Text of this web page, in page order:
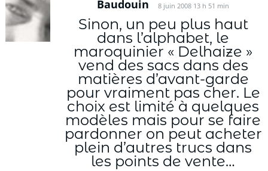
Baudouin 8 juin 2008 13 h 51 min
Sinon, un peu plus haut
dans l’alphabet, le
maroquinier « Delhaize »
vend des sacs dans des
matières d’avant-garde
pour vraiment pas cher. Le
choix est limité à quelques
modèles mais pour se faire
pardonner on peut acheter
plein d’autres trucs dans
les points de vente…